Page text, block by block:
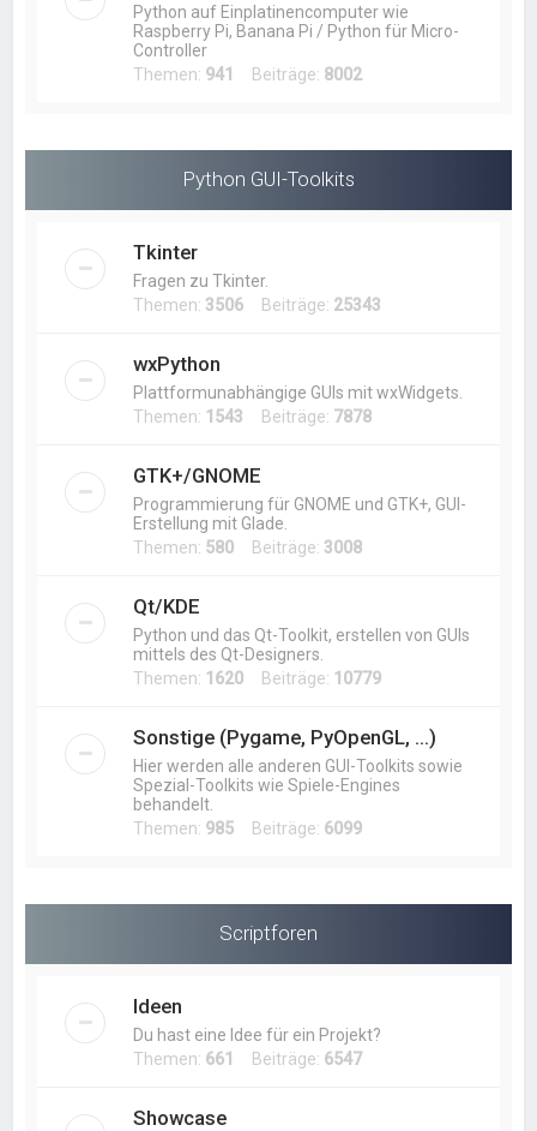
Python auf Einplatinencomputer wie
Raspberry Pi, Banana Pi / Python für Micro-
Controller
Themen: 941 Beiträge: 8002
Python GUI-Toolkits
Tkinter
Fragen zu Tkinter.
Themen: 3506 Beiträge: 25343
wxPython
Plattformunabhängige GUIs mit wxWidgets.
Themen: 1543 Beiträge: 7878
GTK+/GNOME
Programmierung für GNOME und GTK+, GUI-
Erstellung mit Glade.
Themen: 580 Beiträge: 3008
Qt/KDE
Python und das Qt-Toolkit, erstellen von GUIs
mittels des Qt-Designers.
Themen: 1620 Beiträge: 10779
Sonstige (Pygame, PyOpenGL, ...)
Hier werden alle anderen GUI-Toolkits sowie
Spezial-Toolkits wie Spiele-Engines
behandelt.
Themen: 985 Beiträge: 6099
Scriptforen
Ideen
Du hast eine Idee für ein Projekt?
Themen: 661 Beiträge: 6547
Showcase